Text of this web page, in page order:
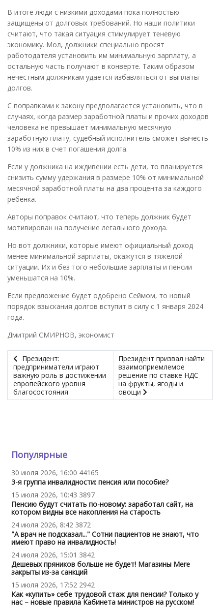
В итоге люди с низкими доходами пока полностью
защищены от долговых требований. Но наши политики
считают, что такая ситуация стимулирует теневую
экономику. Мол, должники специально просят
работодателя установить им минимальную зарплату, а
остальную часть получают в конверте. Таким образом
нечестным должникам удается избавляться от выплаты
долгов.
С поправками к закону предполагается установить, что в
случаях, когда размер заработной платы и прочих доходов
человека не превышает минимальную месячную
заработную плату, судебный исполнитель сможет вычесть
10% из них в счет погашения долга.
Если у должника на иждивении есть дети, то планируется
снизить сумму удержания в размере 10% от минимальной
месячной заработной платы на два процента за каждого
ребенка.
Авторы поправок считают, что теперь должник будет
мотивирован на получение легального дохода.
Но вот должники, которые имеют официальный доход
менее минимальной зарплаты, окажутся в тяжелой
ситуации. Их и без того небольшие зарплаты и пенсии
уменьшатся на 10%.
Если предложение будет одобрено Сеймом, то новый
порядок взыскания долгов вступит в силу с 1 января 2024
года.
Дмитрий СМИРНОВ, экономист
Президент:
предприниматели играют
важную роль в достижении
европейского уровня
благосостояния
Президент призвал найти
взаимоприемлемое
решение по ставке НДС
на фрукты, ягоды и
овощи
Популярные
30 июля 2026, 16:00 44165
3-я группа инвалидности: пенсия или пособие?
15 июля 2026, 10:43 3897
Пенсию будут считать по-новому: заработал сайт, на
котором видны все накопления на старость
24 июля 2026, 8:42 3872
"А врач не подсказал..." Сотни пациентов не знают, что
имеют право на инвалидность!
24 июля 2026, 15:01 3842
Дешевых пряников больше не будет! Магазины Mere
закрыты из-за санкций
15 июля 2026, 17:52 2942
Как «купить» себе трудовой стаж для пенсии? Только у
нас – новые правила Кабинета министров на русском!